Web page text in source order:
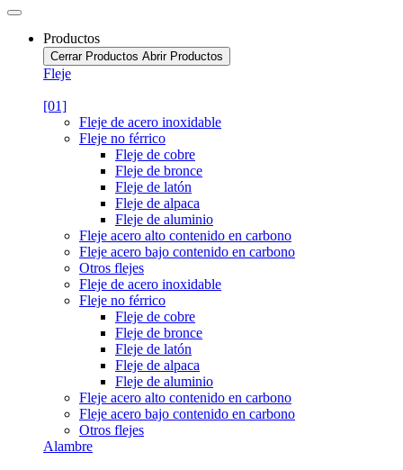
Productos
Cerrar Productos Abrir Productos
Fleje
[01]
Fleje de acero inoxidable
Fleje no férrico
Fleje de cobre
Fleje de bronce
Fleje de latón
Fleje de alpaca
Fleje de aluminio
Fleje acero alto contenido en carbono
Fleje acero bajo contenido en carbono
Otros flejes
Fleje de acero inoxidable
Fleje no férrico
Fleje de cobre
Fleje de bronce
Fleje de latón
Fleje de alpaca
Fleje de aluminio
Fleje acero alto contenido en carbono
Fleje acero bajo contenido en carbono
Otros flejes
Alambre